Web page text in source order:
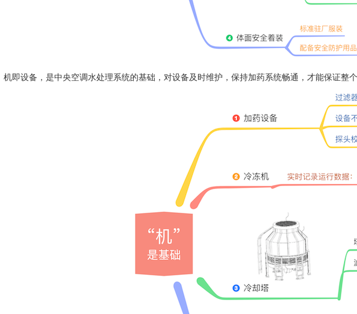
机即设备，是中央空调水处理系统的基础，对设备及时维护，保持加药系统畅通，才能保证整